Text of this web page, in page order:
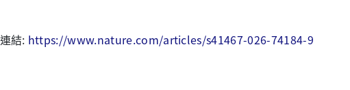
結: https://www.nature.com/articles/s41467-026-74184-9